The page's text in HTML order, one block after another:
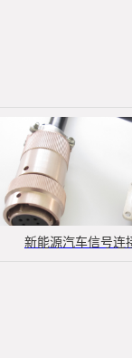
新能源汽车信号连